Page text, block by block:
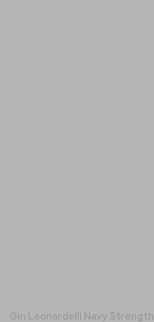
Gin Leonardelli Navy Strength